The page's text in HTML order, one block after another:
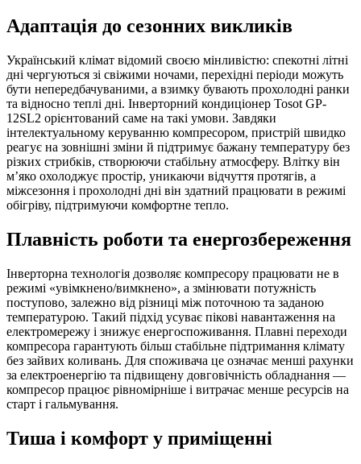
Адаптація до сезонних викликів
Український клімат відомий своєю мінливістю: спекотні літні
дні чергуються зі свіжими ночами, перехідні періоди можуть
бути непередбачуваними, а взимку бувають прохолодні ранки
та відносно теплі дні. Інверторний кондиціонер Tosot GP-
12SL2 орієнтований саме на такі умови. Завдяки
інтелектуальному керуванню компресором, пристрій швидко
реагує на зовнішні зміни й підтримує бажану температуру без
різких стрибків, створюючи стабільну атмосферу. Влітку він
м’яко охолоджує простір, уникаючи відчуття протягів, а
міжсезоння і прохолодні дні він здатний працювати в режимі
обігріву, підтримуючи комфортне тепло.
Плавність роботи та енергозбереження
Інверторна технологія дозволяє компресору працювати не в
режимі «увімкнено/вимкнено», а змінювати потужність
поступово, залежно від різниці між поточною та заданою
температурою. Такий підхід усуває пікові навантаження на
електромережу і знижує енергоспоживання. Плавні переходи
компресора гарантують більш стабільне підтримання клімату
без зайвих коливань. Для споживача це означає менші рахунки
за електроенергію та підвищену довговічність обладнання —
компресор працює рівномірніше і витрачає менше ресурсів на
старт і гальмування.
Тиша і комфорт у приміщенні